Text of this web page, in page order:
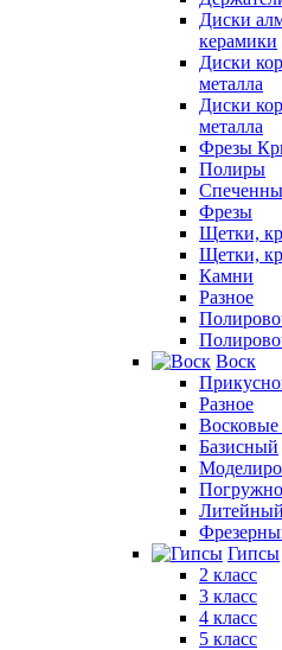
Диски
керамики
Диски
металла
Диски
металла
Фрезы
Полиры
Фрезы
Щетки,
Щетки,
Камни
Разное
Воск
Разное
Восковые
Базисный
Гипсы
2 класс
3 класс
4 класс
5 класс